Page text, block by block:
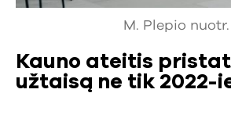
M. Plepio nuotr.
Kauno ateitis
užtaisą ne tik 2022-